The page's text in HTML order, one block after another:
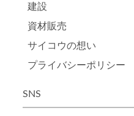
建設
資材販売
サイコウの想い
プライバシーポリシー
SNS